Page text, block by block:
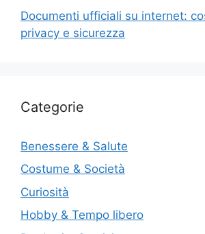
Documenti ufficiali su internet:
privacy e sicurezza
Categorie
Benessere & Salute
Costume & Società
Curiosità
Hobby & Tempo libero